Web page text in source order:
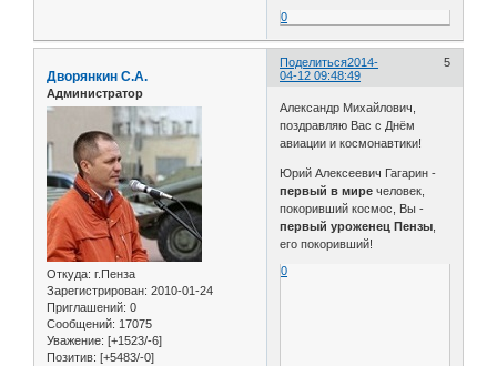
0
Поделиться 5
2014-
04-12 09:48:49
Дворянкин С.А.
Администратор
Откуда: г.Пенза
Зарегистрирован: 2010-01-24
Приглашений: 0
Сообщений: 17075
Уважение: [+1523/-6]
Позитив: [+5483/-0]
Александр Михайлович,
поздравляю Вас с Днём
авиации и космонавтики!
Юрий Алексеевич Гагарин -
первый в мире человек,
покоривший космос, Вы -
первый уроженец Пензы,
его покоривший!
0